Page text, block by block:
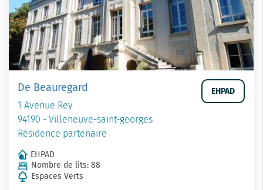
De Beauregard
1 Avenue Rey
94190 - Villeneuve-saint-georges
Résidence partenaire
EHPAD
EHPAD
Nombre de lits: 88
Espaces Verts